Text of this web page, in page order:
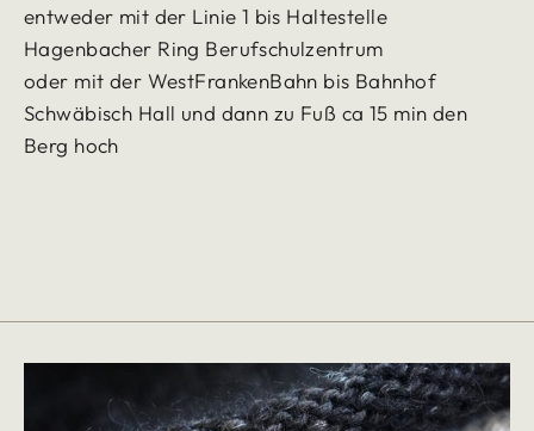
entweder mit der Linie 1 bis Haltestelle
Hagenbacher Ring Berufschulzentrum
oder mit der WestFrankenBahn bis Bahnhof
Schwäbisch Hall und dann zu Fuß ca 15 min den
Berg hoch